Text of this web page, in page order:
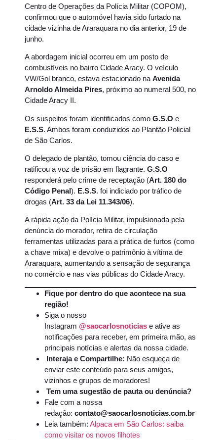
Centro de Operações da Polícia Militar (COPOM),
confirmou que o automóvel havia sido furtado na
cidade vizinha de Araraquara no dia anterior, 19 de
junho.
A abordagem inicial ocorreu em um posto de
combustíveis no bairro Cidade Aracy. O veículo
VW/Gol branco, estava estacionado na Avenida
Arnoldo Almeida Pires, próximo ao numeral 500, no
Cidade Aracy II.
Os suspeitos foram identificados como G.S.O e
E.S.S. Ambos foram conduzidos ao Plantão Policial
de São Carlos.
O delegado de plantão, tomou ciência do caso e
ratificou a voz de prisão em flagrante. G.S.O
responderá pelo crime de receptação (Art. 180 do
Código Penal). E.S.S. foi indiciado por tráfico de
drogas (Art. 33 da Lei 11.343/06).
A rápida ação da Polícia Militar, impulsionada pela
denúncia do morador, retira de circulação
ferramentas utilizadas para a prática de furtos (como
a chave mixa) e devolve o patrimônio à vítima de
Araraquara, aumentando a sensação de segurança
no comércio e nas vias públicas do Cidade Aracy.
Fique por dentro do que acontece na sua
região!
Siga o nosso
Instagram @saocarlosnoticias e ative as
notificações para receber, em primeira mão, as
principais notícias e alertas da nossa cidade.
Interaja e Compartilhe: Não esqueça de
enviar este conteúdo para seus amigos,
vizinhos e grupos de moradores!
Tem uma sugestão de pauta ou denúncia?
Fale com a nossa
redação: contato@saocarlosnoticias.com.br
Leia também: Alpaca em São Carlos: saiba
como visitar os novos filhotes